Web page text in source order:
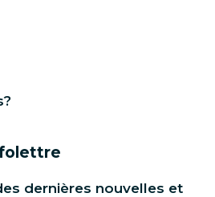
dernières nouvelles et